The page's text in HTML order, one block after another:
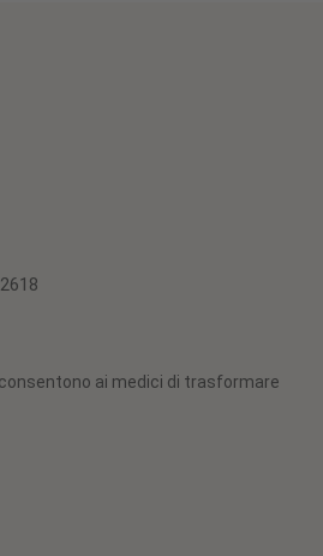
ai medici di trasformare